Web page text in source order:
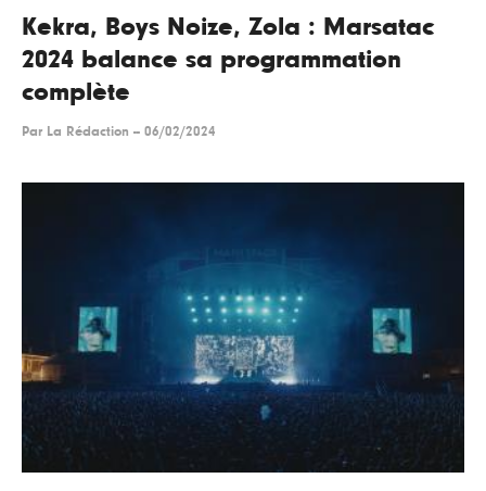
Kekra, Boys Noize, Zola : Marsatac
2024 balance sa programmation
complète
Par La Rédaction -- 06/02/2024